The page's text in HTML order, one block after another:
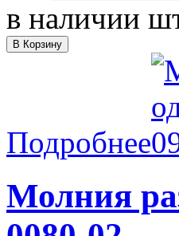
в наличии
Подробнее
Молния